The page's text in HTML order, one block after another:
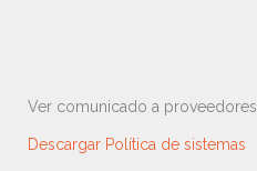
Ver comunicado a proveedores
Descargar Política de sistemas